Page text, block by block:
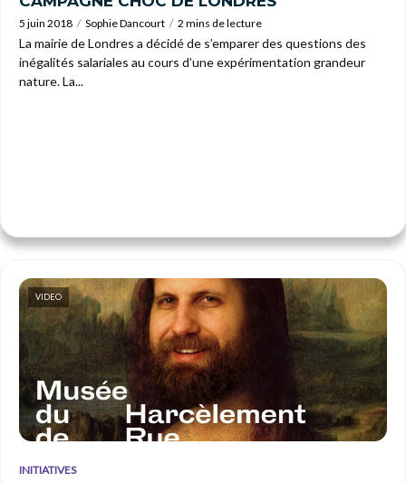
5 juin 2018 Sophie Dancourt 2 mins de lecture
La mairie de Londres a décidé de s’emparer des questions des
inégalités salariales au cours d’une expérimentation grandeur
nature. La...
VIDEO
INITIATIVES